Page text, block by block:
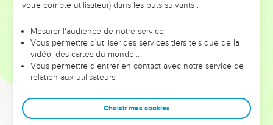
leur foi ou leur vision. Mais on voit moins les doutes, les erreurs
et les saisons difficiles qu'ils ont traversés, alors même que ce
sont elles qui les ont façonnés.
Dans cette conférence, leaders, entrepreneurs, et responsables
clés pour avancer avec plus de sagesse afin que leurs erreurs
deviennent vos tremplins. Que vous guidiez un ministère, une
votre compte utilisateur) dans les buts suivants :
Mesurer l'audience de notre service
Vous permettre d'utiliser des services tiers tels que de la
vidéo, des cartes du monde…
Vous permettre d'entrer en contact avec notre service de
relation aux utilisateurs.
Choisir mes cookies